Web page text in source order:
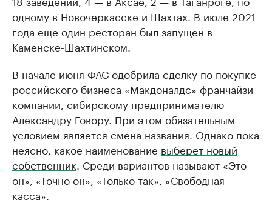
одному в Новочеркасске и Шахтах. В июле 2021
года еще один ресторан был запущен в
Каменске-Шахтинском.
В начале июня ФАС одобрила сделку по покупке
российского бизнеса «Макдоналдс» франчайзи
компании, сибирскому предпринимателю
Александру Говору. При этом обязательным
условием является смена названия. Однако пока
неясно, какое наименование выберет новый
собственник . Среди вариантов называют «Это
он», «Точно он», «Только так», «Свободная
касса».